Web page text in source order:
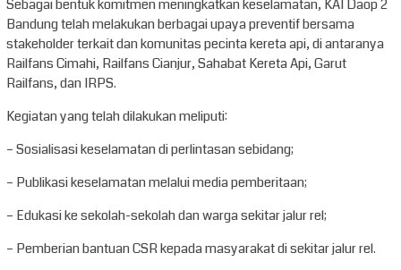
Sebagai bentuk komitmen meningkatkan keselamatan, KAI Daop 2
Bandung telah melakukan berbagai upaya preventif bersama
stakeholder terkait dan komunitas pecinta kereta api, di antaranya
Railfans Cimahi, Railfans Cianjur, Sahabat Kereta Api, Garut
Railfans, dan IRPS.
Kegiatan yang telah dilakukan meliputi:
– Sosialisasi keselamatan di perlintasan sebidang;
– Publikasi keselamatan melalui media pemberitaan;
– Edukasi ke sekolah-sekolah dan warga sekitar jalur rel;
– Pemberian bantuan CSR kepada masyarakat di sekitar jalur rel.